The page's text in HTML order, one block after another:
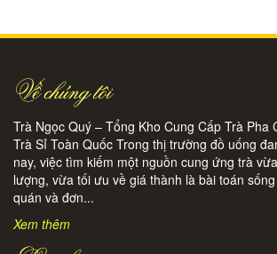
Về chúng tôi
Trà Ngọc Quý – Tổng Kho Cung Cấp Trà Pha
Trà Sỉ Toàn Quốc Trong thị trường đồ uống
nay, việc tìm kiếm một nguồn cung ứng trà
lượng, vừa tối ưu về giá thành là bài toán
quán và đơn...
Xem thêm